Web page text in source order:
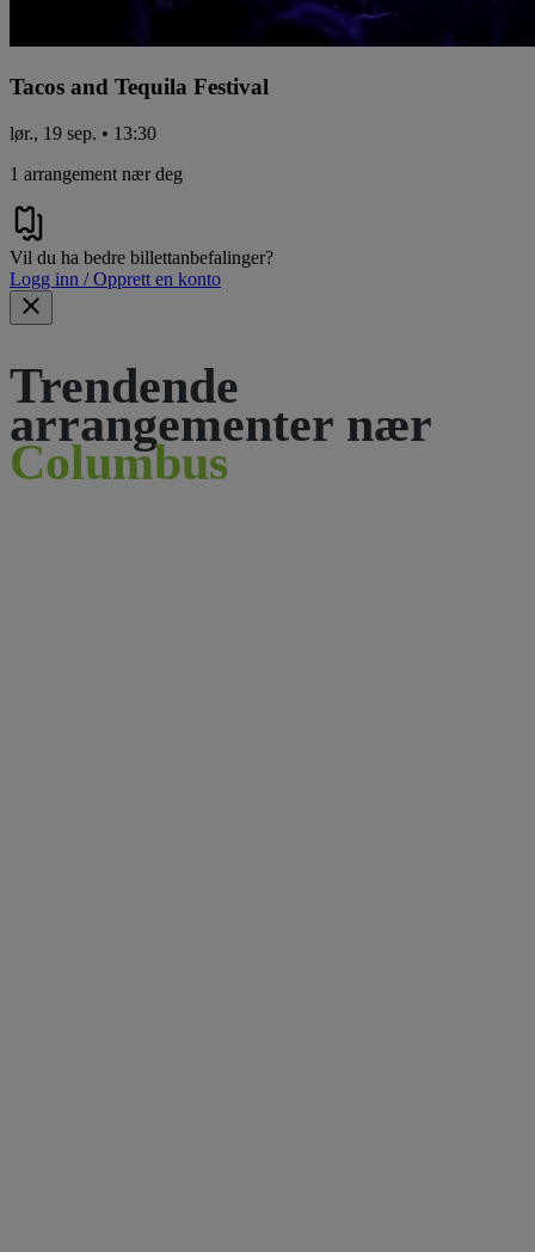
Tacos and Tequila Festival
lør., 19 sep. • 13:30
1 arrangement nær deg
Vil du ha bedre billettanbefalinger?
Logg inn / Opprett en konto
Trendende
arrangementer nær
Columbus